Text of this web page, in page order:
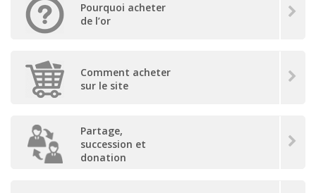
Pourquoi acheter
de l’or
Comment acheter
sur le site
Partage,
succession et
donation